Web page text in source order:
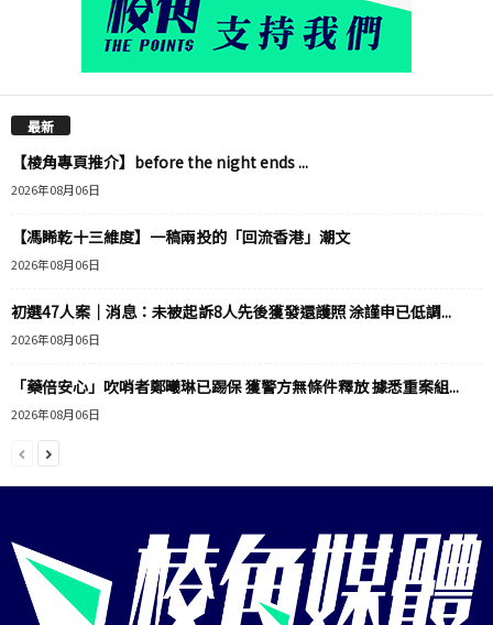
最新
【棱角專頁推介】before the night ends ...
2026年08月06日
【馮睎乾十三維度】一稿兩投的「回流香港」潮文
2026年08月06日
初選47人案｜消息：未被起訴8人先後獲發還護照 涂謹申已低調...
2026年08月06日
「藥倍安心」吹哨者鄭曦琳已踢保 獲警方無條件釋放 據悉重案組...
2026年08月06日